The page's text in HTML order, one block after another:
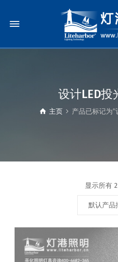
设计LED投
主页 产品已标记为“
显示所有
默认产品